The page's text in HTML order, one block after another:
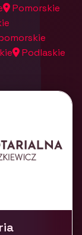
Pomorskie
Podlaskie